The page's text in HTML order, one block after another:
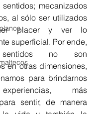
mecanizados
al sólo ser utilizados
placer y ver lo
superficial. Por ende,
sentidos no son
en otras dimensiones,
para brindarnos
más
sentir, de manera